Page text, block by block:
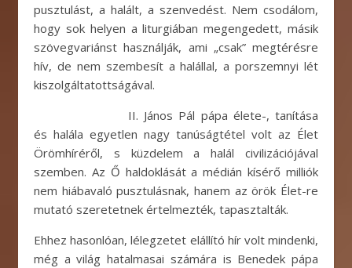
pusztulást, a halált, a szenvedést. Nem csodálom,
hogy sok helyen a liturgiában megengedett, másik
szövegvariánst használják, ami „csak” megtérésre
hív, de nem szembesít a halállal, a porszemnyi lét
kiszolgáltatottságával.
II. János Pál pápa élete-, tanítása
és halála egyetlen nagy tanúságtétel volt az Élet
Örömhíréről, s küzdelem a halál civilizációjával
szemben. Az Ő haldoklását a médián kísérő milliók
nem hiábavaló pusztulásnak, hanem az örök Élet-re
mutató szeretetnek értelmezték, tapasztalták.
Ehhez hasonlóan, lélegzetet elállító hír volt mindenki,
még a világ hatalmasai számára is Benedek pápa